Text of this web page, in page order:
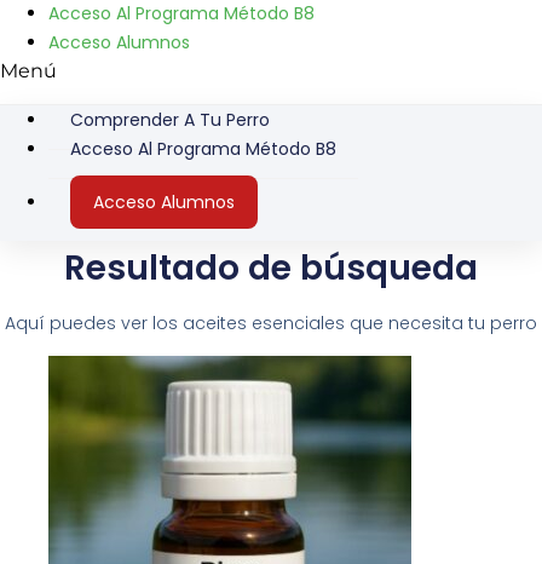
Acceso Al Programa Método B8
Acceso Alumnos
Menú
Comprender A Tu Perro
Acceso Al Programa Método B8
Acceso Alumnos
Resultado de búsqueda
Aquí puedes ver los aceites esenciales que necesita tu perro